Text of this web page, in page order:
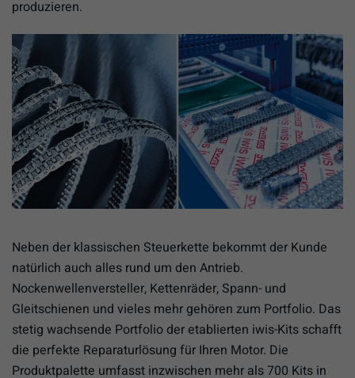
produzieren.
Neben der klassischen Steuerkette bekommt der Kunde
natürlich auch alles rund um den Antrieb.
Nockenwellenversteller, Kettenräder, Spann- und
Gleitschienen und vieles mehr gehören zum Portfolio. Das
stetig wachsende Portfolio der etablierten iwis-Kits schafft
die perfekte Reparaturlösung für Ihren Motor. Die
Produktpalette umfasst inzwischen mehr als 700 Kits in